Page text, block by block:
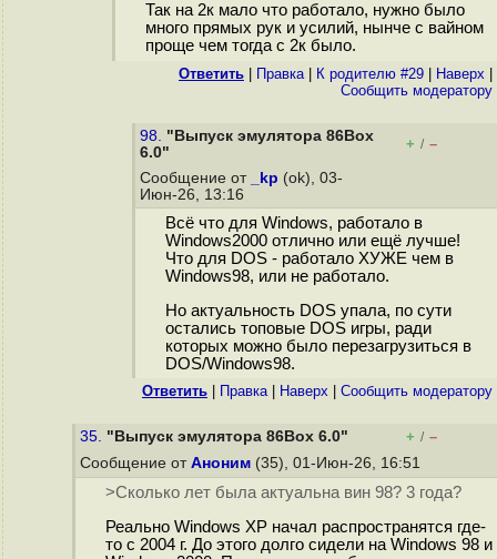
Так на 2к мало что работало, нужно было
много прямых рук и усилий, нынче с вайном
проще чем тогда с 2к было.
Ответить Правка| К родителю #29 Наверх
Cообщить модератору
98. "Выпуск эмулятора 86Box
6.0"
+ / –
Сообщение от _kp (ok), 03-
Июн-26, 13:16
Всё что для Windows, работало в
Windows2000 отлично или ещё лучше!
Что для DOS - работало ХУЖЕ чем в
Windows98, или не работало.
Но актуальность DOS упала, по сути
остались топовые DOS игры, ради
которых можно было перезагрузиться в
DOS/Windows98.
Ответить Правка| Наверх Cообщить модератору
35. "Выпуск эмулятора 86Box 6.0" + / –
Сообщение от Аноним (35), 01-Июн-26, 16:51
>Сколько лет была актуальна вин 98? 3 года?
Реально Windows XP начал распространятся где-
то с 2004 г. До этого долго сидели на Windows 98 и